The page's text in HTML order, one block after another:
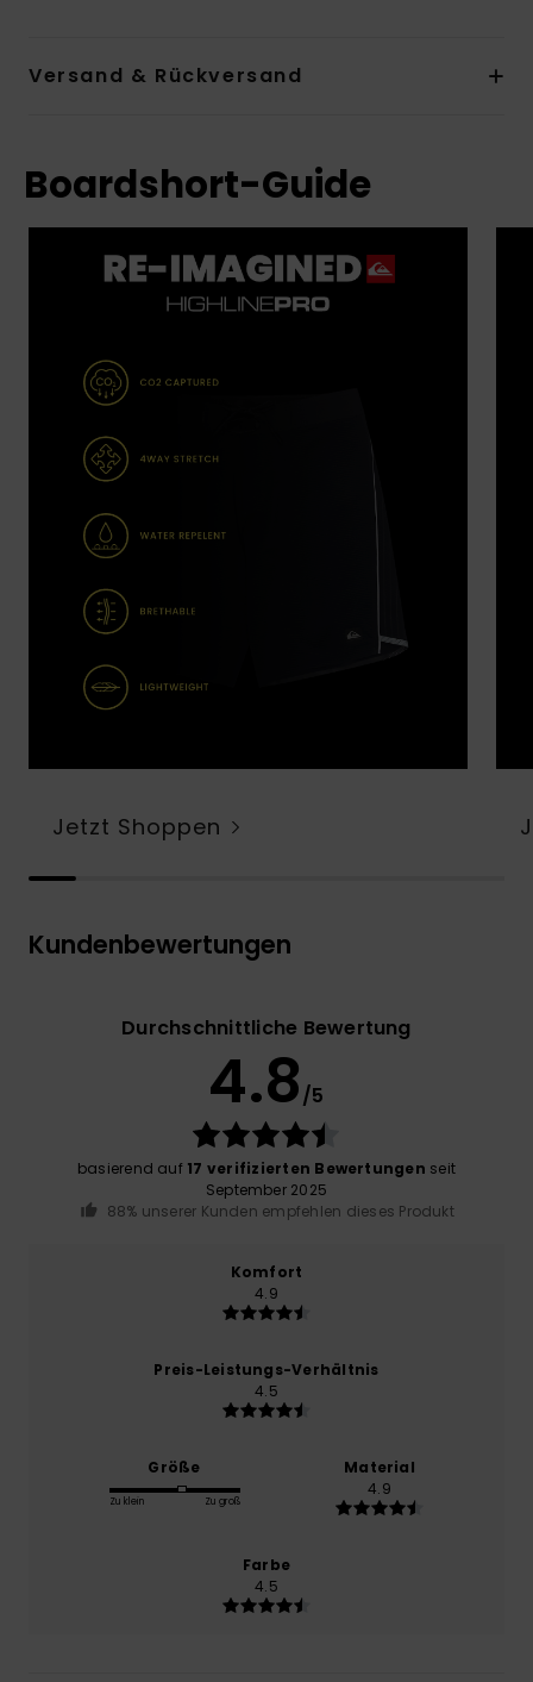
Versand & Rückversand
Boardshort-Guide
Jetzt Shoppen
Kundenbewertungen
Durchschnittliche Bewertung
4.8/5
basierend auf 17 verifizierten Bewertungen seit
September 2025
88% unserer Kunden empfehlen dieses Produkt
Komfort
4.9
Preis-Leistungs-Verhältnis
4.5
Größe
Zu klein Zu groß
Material
4.9
Farbe
4.5